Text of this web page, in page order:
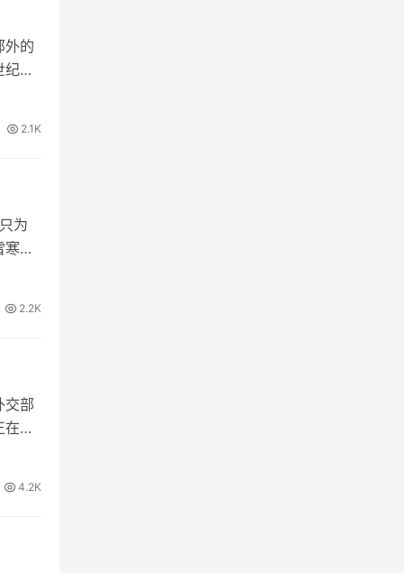
的
的
2.1K
为
金
2.2K
交部
白
4.2K